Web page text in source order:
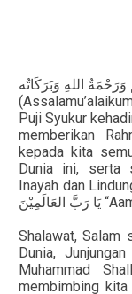
وَرَحْمَةُ اللهِ وَبَرَكَاتُه
Puji Syukur
memberikan
kepada kita
Dunia ini, serta
Inayah dan
يَا رَبَّ العَالَمِيْنَ
Shalawat, Salam
Dunia,
Muhammad
membimbing kita